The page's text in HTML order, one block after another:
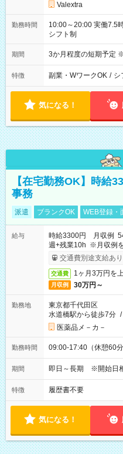
Valextra
勤務時間
10:00～20:00 実働7.5時間／休憩1.5時間 営業時間に合わせた
シフト制
期間 3か月程度の短期予定
特徴 副業・WワークOK / シ
気になる！
【在宅勤務OK】時給
事務
派遣 ブランクOK WEB登録・
給与
時給3300円 月収例
週+残業10h ※月収例を
交通費別途支給あり
交通費 1ヶ月3万円を
月収例 30万円～
勤務地
東京都千代田区
水道橋駅から徒歩7分 /
医薬品メ－カ－
勤務時間 09:00-17:40（休憩60
期間 即日～長期 ※開始日
特徴 履歴書不要
気になる！